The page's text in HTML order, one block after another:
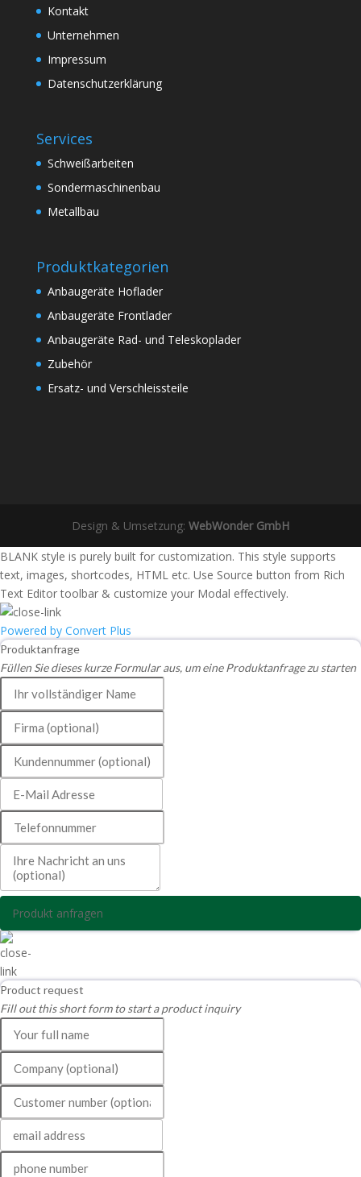
Kontakt
Unternehmen
Impressum
Datenschutzerklärung
Services
Schweißarbeiten
Sondermaschinenbau
Metallbau
Produktkategorien
Anbaugeräte Hoflader
Anbaugeräte Frontlader
Anbaugeräte Rad- und Teleskoplader
Zubehör
Ersatz- und Verschleissteile
Design & Umsetzung: WebWonder GmbH
BLANK style is purely built for customization. This style supports
text, images, shortcodes, HTML etc. Use Source button from Rich
Text Editor toolbar & customize your Modal effectively.
Powered by Convert Plus
Produktanfrage
Füllen Sie dieses kurze Formular aus, um eine Produktanfrage zu starten
Produkt anfragen
Product request
Fill out this short form to start a product inquiry